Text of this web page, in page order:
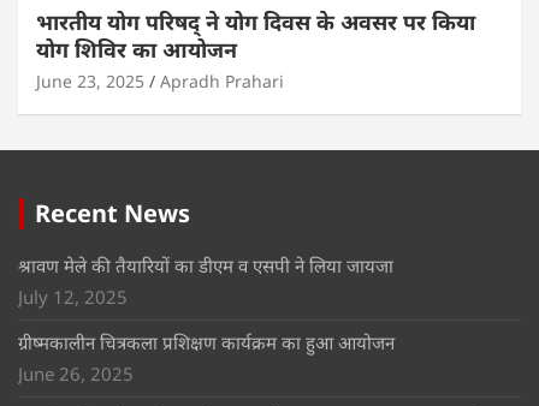
भारतीय योग परिषद् ने योग दिवस के अवसर पर किया
योग शिविर का आयोजन
June 23, 2025 Apradh Prahari
Recent News
श्रावण मेले की तैयारियों का डीएम व एसपी ने लिया जायजा
July 12, 2025
ग्रीष्मकालीन चित्रकला प्रशिक्षण कार्यक्रम का हुआ आयोजन
June 26, 2025